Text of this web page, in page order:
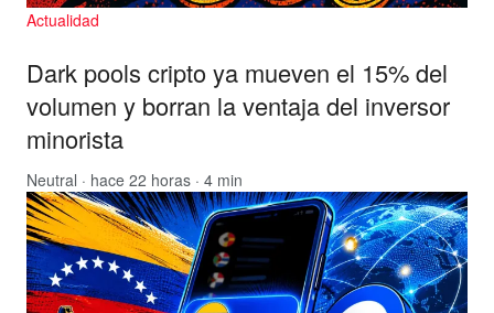
Actualidad
Dark pools cripto ya mueven el 15% del
volumen y borran la ventaja del inversor
minorista
Neutral · hace 22 horas · 4 min